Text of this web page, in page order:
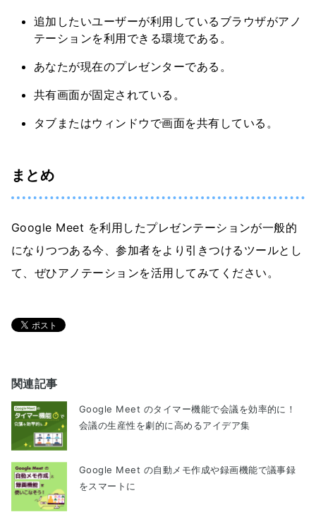
追加したいユーザーが利用しているブラウザがアノ
テーションを利用できる環境である。
あなたが現在のプレゼンターである。
共有画面が固定されている。
タブまたはウィンドウで画面を共有している。
まとめ
Google Meet を利用したプレゼンテーションが一般的
になりつつある今、参加者をより引きつけるツールとし
て、ぜひアノテーションを活用してみてください。
関連記事
Google Meet のタイマー機能で会議を効率的に！
会議の生産性を劇的に高めるアイデア集
Google Meet の自動メモ作成や録画機能で議事録
をスマートに